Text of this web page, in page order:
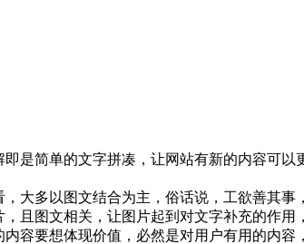
是简单的文字拼凑，让网站有新的内容可
多以图文结合为主，俗话说，工欲善其事
且图文相关，让图片起到对文字补充的作
要想体现价值，必然是对用户有用的内容